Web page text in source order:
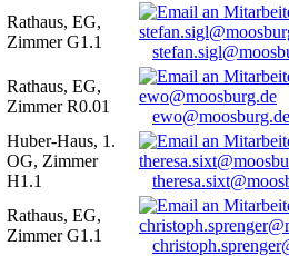
Rathaus, EG,
Zimmer G1.1
Rathaus, EG,
Zimmer R0.01
ewo@moosburg.de
Huber-Haus, 1.
OG, Zimmer
H1.1
Rathaus, EG,
Zimmer G1.1